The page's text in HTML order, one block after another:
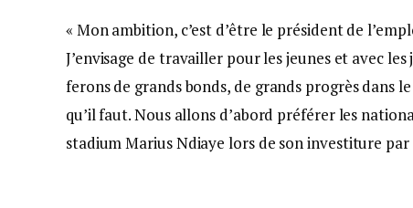
« Mon ambition, c’est d’être le président de
J’envisage de travailler pour les jeunes et avec
ferons de grands bonds, de grands progrès dans
qu’il faut. Nous allons d’abord préférer les
stadium Marius Ndiaye lors de son investiture par